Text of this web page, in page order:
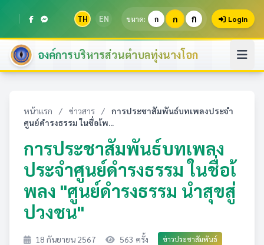
TH EN ขนาด: ก ก ก Login
องค์การบริหารส่วนตำบลทุ่งนางโอก
หน้าแรก / ข่าวสาร /
การประชาสัมพันธ์บทเพลงประจำ
ศูนย์ดำรงธรรม ในชื่อเ้พ...
การประชาสัมพันธ์บทเพลง
ประจำศูนย์ดำรงธรรม ในชื่อเ้
พลง "ศูนย์ดำรงธรรม นำสุขสู่
ปวงชน"
18 กันยายน 2567 563 ครั้ง ข่าวประชาสัมพันธ์